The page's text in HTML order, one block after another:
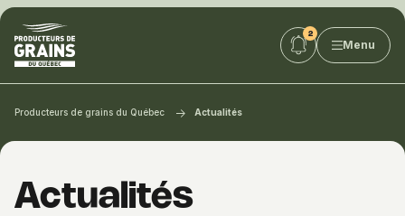
Producteurs
de
grains
du
Québec
PGQ
Menu
Producteurs de grains du Québec Actualités
Actualités